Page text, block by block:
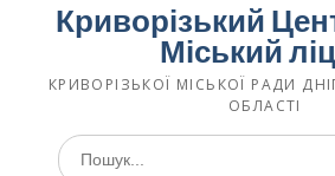
Криворізький
Міський
КРИВОРІЗЬКОЇ МІСЬКОЇ РАДИ
ОБЛАСТІ